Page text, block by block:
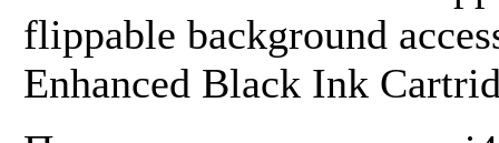
flippable background
Enhanced Black Ink